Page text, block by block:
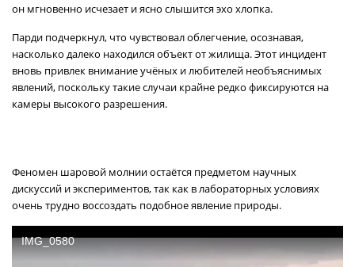
он мгновенно исчезает и ясно слышится эхо хлопка.
Парди подчеркнул, что чувствовал облегчение, осознавая,
насколько далеко находился объект от жилища. Этот инцидент
вновь привлек внимание учёных и любителей необъяснимых
явлений, поскольку такие случаи крайне редко фиксируются на
камеры высокого разрешения.
Феномен шаровой молнии остаётся предметом научных
дискуссий и экспериментов, так как в лабораторных условиях
очень трудно воссоздать подобное явление природы.